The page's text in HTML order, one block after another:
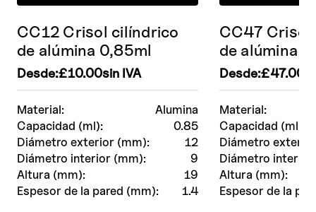
Material:
Alumina
Capacidad (ml):
0.85
Diámetro exterior (mm):
12
Diámetro interior (mm):
9
Altura (mm):
19
Espesor de la pared (mm):
1.4
CC12 Crisol cilíndrico
de alúmina 0,85ml
Desde:£10.00sin IVA
Material:
Capacidad (ml):
Diámetro
Diámetro interior
Altura (mm):
Espesor de la
CC47
de alúmina
Desde:£47.00